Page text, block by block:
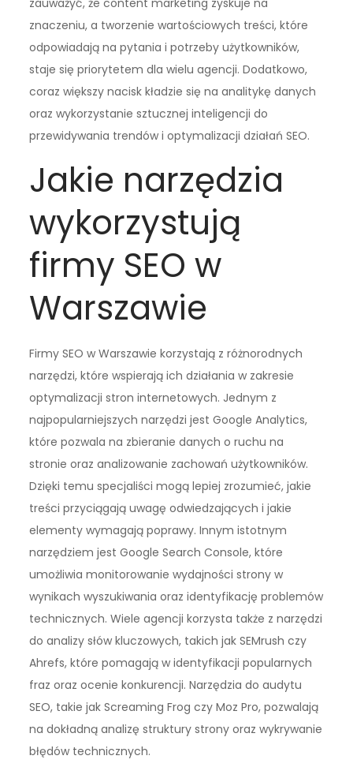
zauważyć, że content marketing zyskuje na
znaczeniu, a tworzenie wartościowych treści, które
odpowiadają na pytania i potrzeby użytkowników,
staje się priorytetem dla wielu agencji. Dodatkowo,
coraz większy nacisk kładzie się na analitykę danych
oraz wykorzystanie sztucznej inteligencji do
przewidywania trendów i optymalizacji działań SEO.
Jakie narzędzia
wykorzystują
firmy SEO w
Warszawie
Firmy SEO w Warszawie korzystają z różnorodnych
narzędzi, które wspierają ich działania w zakresie
optymalizacji stron internetowych. Jednym z
najpopularniejszych narzędzi jest Google Analytics,
które pozwala na zbieranie danych o ruchu na
stronie oraz analizowanie zachowań użytkowników.
Dzięki temu specjaliści mogą lepiej zrozumieć, jakie
treści przyciągają uwagę odwiedzających i jakie
elementy wymagają poprawy. Innym istotnym
narzędziem jest Google Search Console, które
umożliwia monitorowanie wydajności strony w
wynikach wyszukiwania oraz identyfikację problemów
technicznych. Wiele agencji korzysta także z narzędzi
do analizy słów kluczowych, takich jak SEMrush czy
Ahrefs, które pomagają w identyfikacji popularnych
fraz oraz ocenie konkurencji. Narzędzia do audytu
SEO, takie jak Screaming Frog czy Moz Pro, pozwalają
na dokładną analizę struktury strony oraz wykrywanie
błędów technicznych.